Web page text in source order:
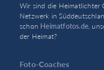
Wir sind die Heimatlichter
Netzwerk in
schon Heimatfotos.de,
der Heimat?
Foto-Coaches